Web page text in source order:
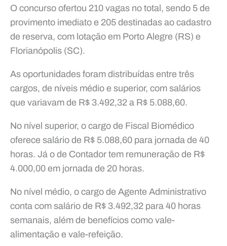
O concurso ofertou 210 vagas no total, sendo 5 de
provimento imediato e 205 destinadas ao cadastro
de reserva, com lotação em Porto Alegre (RS) e
Florianópolis (SC).
As oportunidades foram distribuídas entre três
cargos, de níveis médio e superior, com salários
que variavam de R$ 3.492,32 a R$ 5.088,60.
No nível superior, o cargo de Fiscal Biomédico
oferece salário de R$ 5.088,60 para jornada de 40
horas. Já o de Contador tem remuneração de R$
4.000,00 em jornada de 20 horas.
No nível médio, o cargo de Agente Administrativo
conta com salário de R$ 3.492,32 para 40 horas
semanais, além de benefícios como vale-
alimentação e vale-refeição.